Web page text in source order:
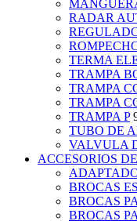
RADAR
TERMA
TRAMPA
TRAMPA
TRAMPA
TRAMPA P
TUBO DE
VALVULA
ACCESORIOS
BROCAS
BROCAS
BROCAS